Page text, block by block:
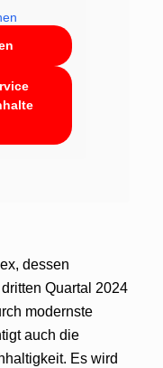
dessen
Quartal 2024
modernste
auch die
Es wird